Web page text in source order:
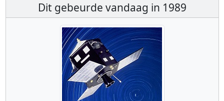
Dit gebeurde vandaag in 1989